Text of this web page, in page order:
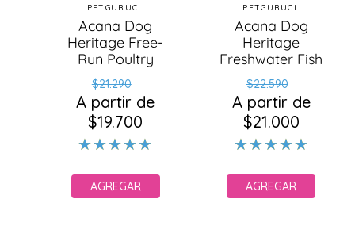
Proveedor:
PETGURUCL
Acana Dog
Heritage Free-
Run Poultry
Precio
habitual
$21.290Precio
de
oferta
A partir de
$19.700
AGREGAR
Proveedor:
PETGURUCL
Acana Dog
Heritage
Freshwater Fish
Precio
habitual
$22.590Precio
de
oferta
A partir de
$21.000
AGREGAR